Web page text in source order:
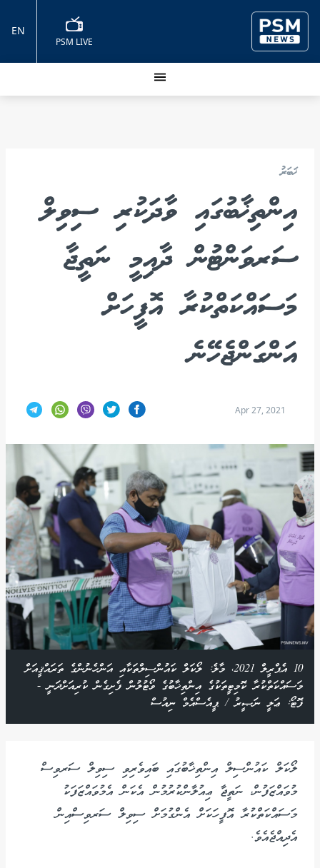
PSM LIVE
EN
ޚަބަރު
އިންތިޚާބުގައި ވާދަކުރި ސިވިލް
ސަރވަންޓުން ދާއިމީ ނަތީޖާ
މަސައްކަތްކުރާ އޮފީހަށް
އަންގަންޖެހޭނެ
Apr 27, 2021
10 އެޕްރީލް 2021، މާލެ: ލޯކަލް ކައުންސިލްތަކާއި އަންހެނުންގެ ތަރައްޤީއަށް
މަސައްކަތްކުރާ ކޮމިޓީތަކުގެ އިންތިޚާބުގެ ވޯޓުލުން ފެށިގެން ކުރިއަށްދަނީ -
ފޮޓޯ: ޢަލީ ނަޞީރު / ޕީއެސްއެމް ނިއުސް
ލޯކަލް ކައުންސިލް އިންތިޚާބުގައި ބައިވެރިވި ސިވިލް ސަރވިސް
މުވައްޒަފުން، ނަތީޖާ ޢިއުލާންކުރުމުން އެކަން އެމުވައްޒަފަކު
މަސައްކަތްކުރާ އޮފީހަކަށް އެންގުމަށް ސިވިލް ސަރވިސްއިން
އެދިއްޖެއެވެ.